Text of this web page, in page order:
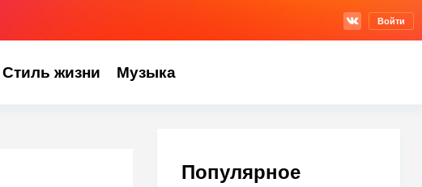
Войти
Стиль жизни Музыка
Популярное